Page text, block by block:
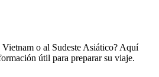
Vietnam o al Sudeste Asiático? Aquí
útil para preparar su viaje.